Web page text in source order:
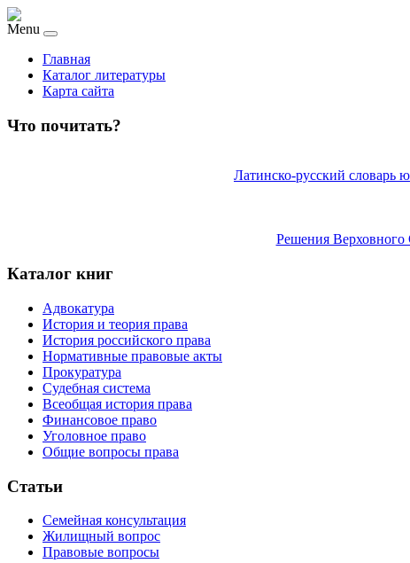
Menu
Главная
Каталог литературы
Карта сайта
Что почитать?
Латинско-русский словарь
Решения Верховного
Каталог книг
Адвокатура
История и теория права
История российского права
Нормативные правовые акты
Прокуратура
Судебная система
Всеобщая история права
Финансовое право
Уголовное право
Общие вопросы права
Статьи
Семейная консультация
Жилищный вопрос
Правовые вопросы